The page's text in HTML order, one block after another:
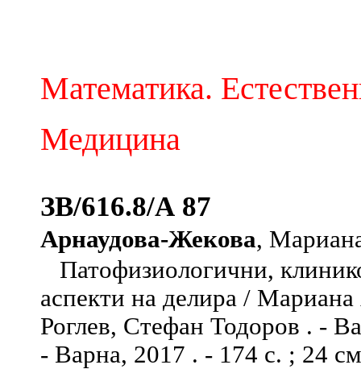
Математика.
Медицина
ЗВ/616.8/А 87
Арнаудова-Жекова,
Патофизиологични,
аспекти на делира /
Роглев, Стефан Тодоров . -
- Варна, 2017 . - 174 с. ; 24 см